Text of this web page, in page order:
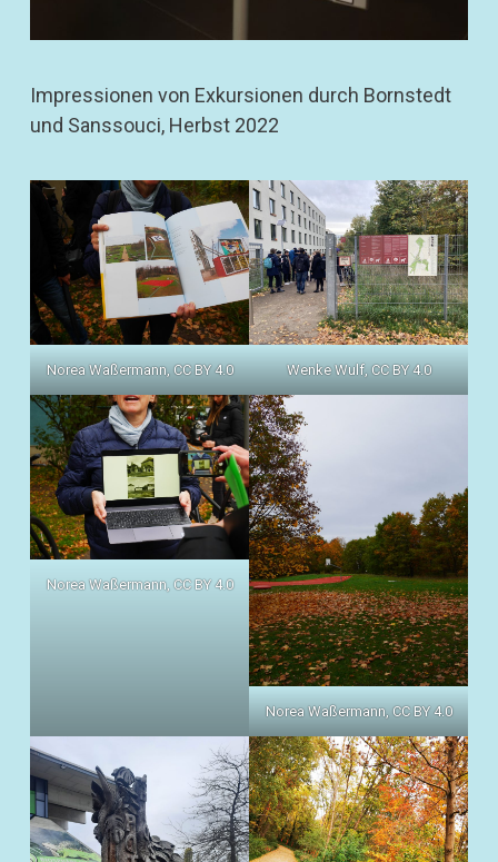
Impressionen von Exkursionen durch Bornstedt
und Sanssouci, Herbst 2022
Norea Waßermann, CC BY 4.0 Wenke Wulf, CC BY 4.0
Norea Waßermann, CC BY 4.0
Norea Waßermann, CC BY 4.0